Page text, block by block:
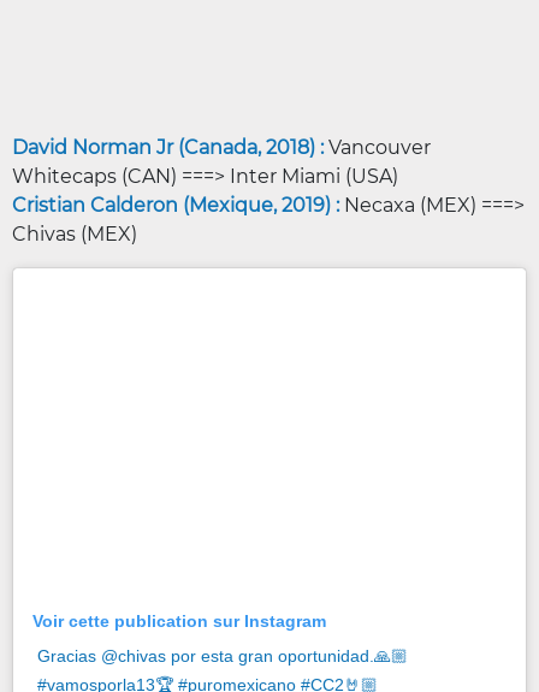
David Norman Jr (Canada, 2018) :Vancouver
Whitecaps (CAN) ===> Inter Miami (USA)
Cristian Calderon (Mexique, 2019) :Necaxa (MEX) ===>
Chivas (MEX)
Voir cette publication sur Instagram
Gracias @chivas por esta gran oportunidad.🙏🏼
#vamosporla13🏆 #puromexicano #CC2🤘🏼